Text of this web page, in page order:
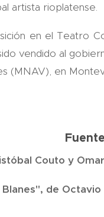
artista rioplatense.
en el Teatro
vendido al
(MNAV), en
Couto y
de